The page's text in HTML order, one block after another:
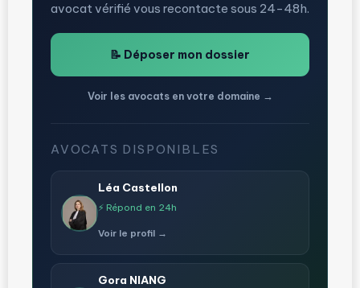
avocat vérifié vous recontacte sous 24-48h.
📝 Déposer mon dossier
Voir les avocats en votre domaine →
AVOCATS DISPONIBLES
Léa Castellon
⚡ Répond en 24h
Voir le profil →
Gora NIANG